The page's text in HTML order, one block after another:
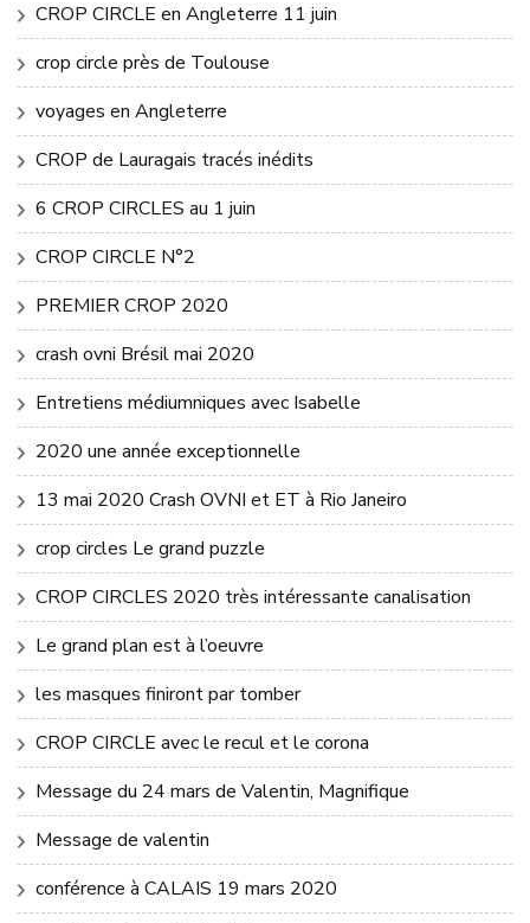
CROP CIRCLE en Angleterre 11 juin
crop circle près de Toulouse
voyages en Angleterre
CROP de Lauragais tracés inédits
6 CROP CIRCLES au 1 juin
CROP CIRCLE N°2
PREMIER CROP 2020
crash ovni Brésil mai 2020
Entretiens médiumniques avec Isabelle
2020 une année exceptionnelle
13 mai 2020 Crash OVNI et ET à Rio Janeiro
crop circles Le grand puzzle
CROP CIRCLES 2020 très intéressante canalisation
Le grand plan est à l’oeuvre
les masques finiront par tomber
CROP CIRCLE avec le recul et le corona
Message du 24 mars de Valentin, Magnifique
Message de valentin
conférence à CALAIS 19 mars 2020